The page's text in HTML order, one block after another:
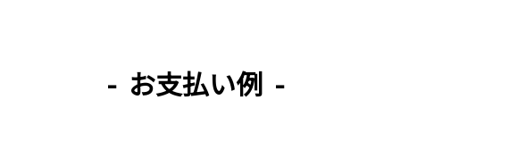
- お支払い例 -